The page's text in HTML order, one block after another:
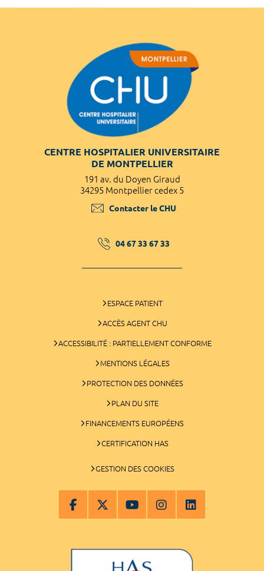
CENTRE HOSPITALIER UNIVERSITAIRE
DE MONTPELLIER
191 av. du Doyen Giraud
34295 Montpellier cedex 5
Contacter le CHU
04 67 33 67 33
ESPACE PATIENT
ACCÈS AGENT CHU
ACCESSIBILITÉ : PARTIELLEMENT CONFORME
MENTIONS LÉGALES
PROTECTION DES DONNÉES
PLAN DU SITE
FINANCEMENTS EUROPÉENS
CERTIFICATION HAS
GESTION DES COOKIES